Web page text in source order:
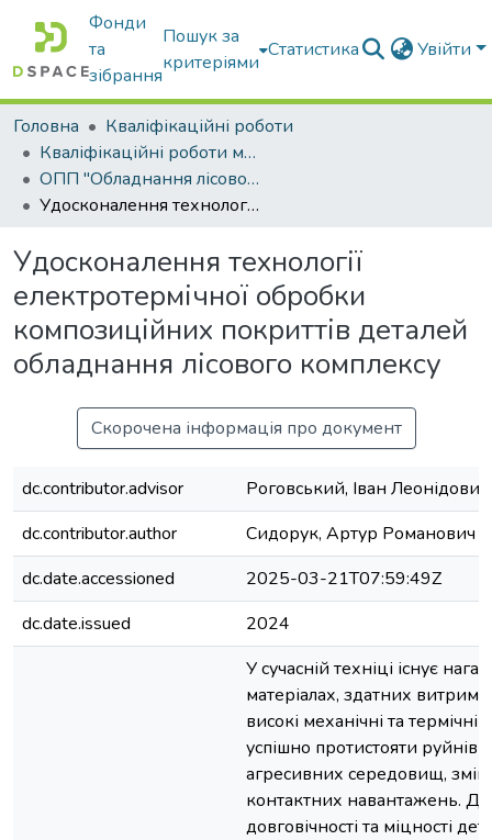
Фонди
та
зібрання
Пошук за
критеріями
Статистика Увійти
Головна
Кваліфікаційні роботи
Кваліфікаційні роботи магістрів
ОПП "Обладнання лісового комплексу"
Удосконалення технології електротермічної обробки композиційних покриттів деталей обладнання лісового комплексу
Удосконалення технології
електротермічної обробки
композиційних покриттів деталей
обладнання лісового комплексу
Скорочена інформація про документ
dc.contributor.advisor
Роговський, Іван Леонідович
dc.contributor.author
Сидорук, Артур Романович
dc.date.accessioned
2025-03-21T07:59:49Z
dc.date.issued
2024
У сучасній техніці існує
матеріалах, здатних
високі механічні та
успішно протистояти
агресивних середовищ,
контактних навантажень.
довговічності та міцності